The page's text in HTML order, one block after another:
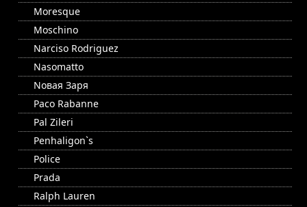
Moresque
Moschino
Narciso Rodriguez
Nasomatto
Nовая Заря
Paco Rabanne
Pal Zileri
Penhaligon`s
Police
Prada
Ralph Lauren